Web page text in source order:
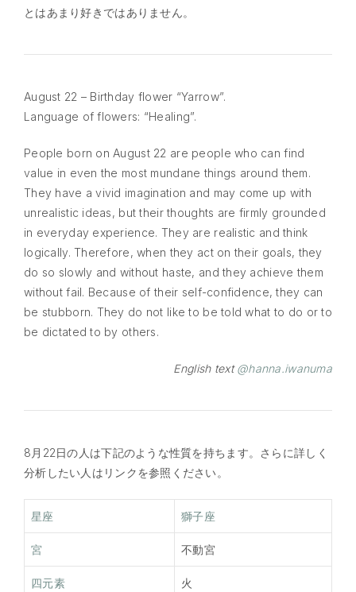
とはあまり好きではありません。
August 22 – Birthday flower “Yarrow”.
Language of flowers: “Healing”.
People born on August 22 are people who can find
value in even the most mundane things around them.
They have a vivid imagination and may come up with
unrealistic ideas, but their thoughts are firmly grounded
in everyday experience. They are realistic and think
logically. Therefore, when they act on their goals, they
do so slowly and without haste, and they achieve them
without fail. Because of their self-confidence, they can
be stubborn. They do not like to be told what to do or to
be dictated to by others.
English text@hanna.iwanuma
8月22日の人は下記のような性質を持ちます。さらに詳しく
分析したい人はリンクを参照ください。
星座 獅子座
宮 不動宮
四元素 火